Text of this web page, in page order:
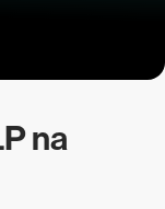
na